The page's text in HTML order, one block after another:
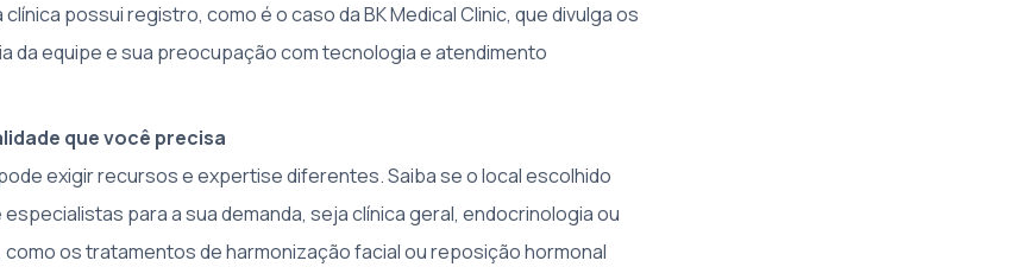
possui registro, como é o caso da BK Medical Clinic, que divulga os
da equipe e sua preocupação com tecnologia e atendimento
que você precisa
exigir recursos e expertise diferentes. Saiba se o local escolhido
para a sua demanda, seja clínica geral, endocrinologia ou
os tratamentos de harmonização facial ou reposição hormonal